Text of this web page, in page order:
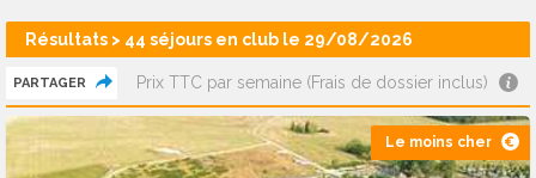
Résultats > 44 séjours en club le 29/08/2026
PARTAGER Prix TTC par semaine (Frais de dossier inclus)
Le moins cher